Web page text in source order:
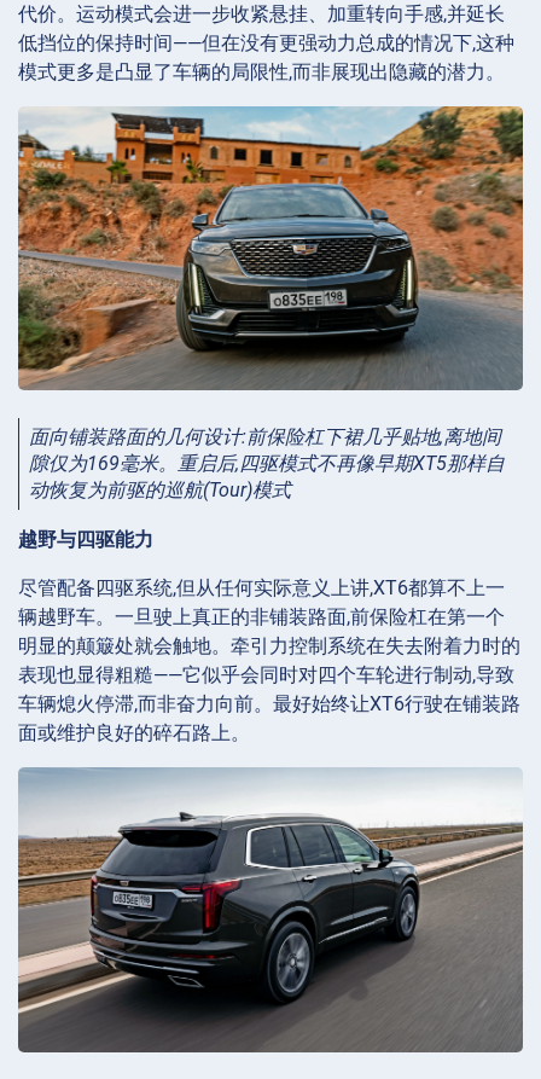
代价。运动模式会进一步收紧悬挂、加重转向手感,并延长
低挡位的保持时间——但在没有更强动力总成的情况下,这种
模式更多是凸显了车辆的局限性,而非展现出隐藏的潜力。
面向铺装路面的几何设计:前保险杠下裙几乎贴地,离地间
隙仅为169毫米。重启后,四驱模式不再像早期XT5那样自
动恢复为前驱的巡航(Tour)模式
越野与四驱能力
尽管配备四驱系统,但从任何实际意义上讲,XT6都算不上一
辆越野车。一旦驶上真正的非铺装路面,前保险杠在第一个
明显的颠簸处就会触地。牵引力控制系统在失去附着力时的
表现也显得粗糙——它似乎会同时对四个车轮进行制动,导致
车辆熄火停滞,而非奋力向前。最好始终让XT6行驶在铺装路
面或维护良好的碎石路上。